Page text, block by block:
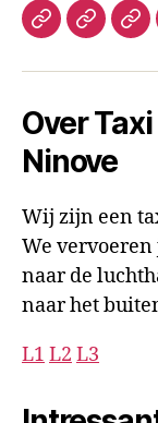
Hatena
My
Over
Ninove
Wij zijn een
We vervoeren
naar de
naar het
L1 L2 L3